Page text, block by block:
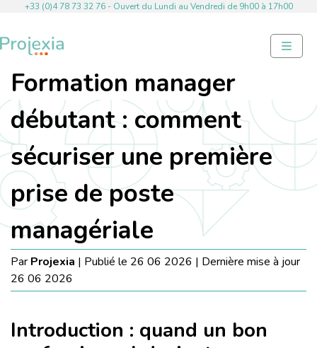
+33 (0)4 78 73 32 76​ - Ouvert du Lundi au Vendredi de 9h00 à 17h00
Formation manager
débutant : comment
sécuriser une première
prise de poste
managériale
Par Projexia | Publié le 26 06 2026 | Dernière mise à jour
26 06 2026
Introduction : quand un bon